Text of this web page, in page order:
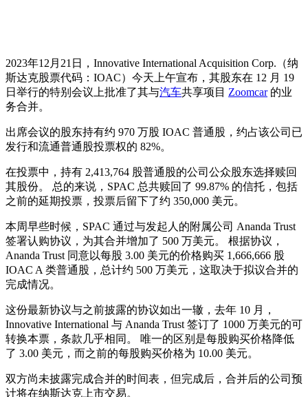
2023年12月21日，Innovative International Acquisition Corp.（纳
斯达克股票代码：IOAC）今天上午宣布，其股东在 12 月 19
日举行的特别会议上批准了其与汽车共享项目 Zoomcar的业
务合并。
出席会议的股东持有约 970 万股 IOAC 普通股，约占该公司已
发行和流通普通股投票权的 82%。
在投票中，持有 2,413,764 股普通股的公司公众股东选择赎回
其股份。 总的来说，SPAC 总共赎回了 99.87% 的信托，包括
之前的延期投票，投票后留下了约 350,000 美元。
本周早些时候，SPAC 通过与发起人的附属公司 Ananda Trust
签署认购协议，为其合并增加了 500 万美元。 根据协议，
Ananda Trust 同意以每股 3.00 美元的价格购买 1,666,666 股
IOAC A 类普通股，总计约 500 万美元，这取决于拟议合并的
完成情况。
这份最新协议与之前披露的协议如出一辙，去年 10 月，
Innovative International 与 Ananda Trust 签订了 1000 万美元的可
转换本票，条款几乎相同。 唯一的区别是每股购买价格降低
了 3.00 美元，而之前的每股购买价格为 10.00 美元。
双方尚未披露完成合并的时间表，但完成后，合并后的公司预
计将在纳斯达克上市交易。